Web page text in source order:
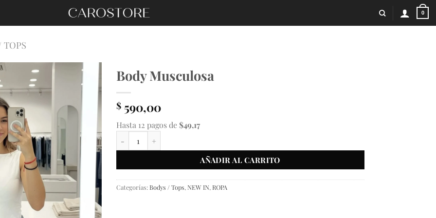
0
TOPS
Body Musculosa
$ 590,00
Hasta 12 pagos de $49,17
AÑADIR AL CARRITO
Categorías: Bodys / Tops, NEW IN, ROPA